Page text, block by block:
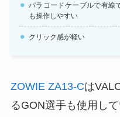
パラコードケーブルで有線
も操作しやすい
クリック感が軽い
ZOWIE ZA13-Cは
るGON選手も使用し